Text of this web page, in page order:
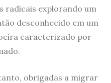
radicais explorando um
desconhecido em um
caracterizado por
obrigadas a migrar